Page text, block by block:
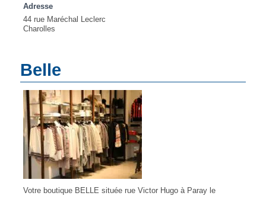
Adresse
44 rue Maréchal Leclerc
Charolles
Belle
Votre boutique BELLE située rue Victor Hugo à Paray le